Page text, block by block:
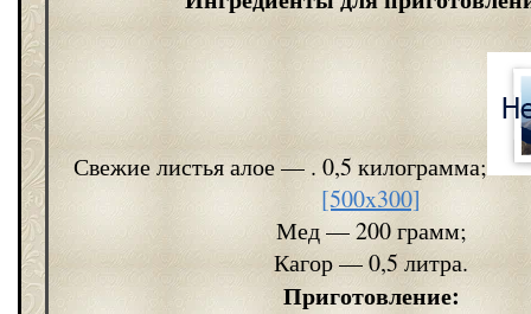
Свежие листья алое — . 0,5 килограмма;
[500x300]
Мед — 200 грамм;
Кагор — 0,5 литра.
Приготовление: